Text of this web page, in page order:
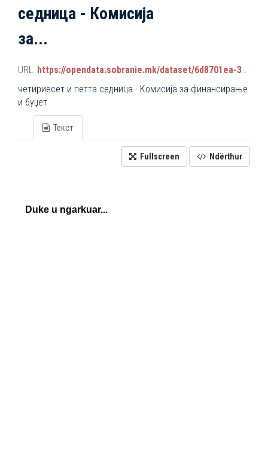
седница - Комисија
за...
URL: https://opendata.sobranie.mk/dataset/6d8701ea-3a42-465d-8f88-639bc6dc1a8e/resource/09a3179b-2689-4128-bff4-c1c960ae9836/download/komisiski_sednici.json
четириесет и петта седница - Комисија за финансирање
и буџет
Текст
Fullscreen Ndërthur